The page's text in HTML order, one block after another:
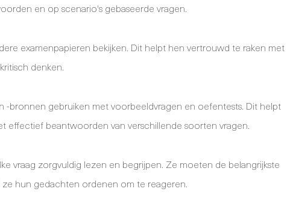
en op scenario's gebaseerde vragen.
examenpapieren bekijken. Dit helpt hen vertrouwd te raken met
denken.
-bronnen gebruiken met voorbeeldvragen en oefentests. Dit helpt
effectief beantwoorden van verschillende soorten vragen.
vraag zorgvuldig lezen en begrijpen. Ze moeten de belangrijkste
hun gedachten ordenen om te reageren.